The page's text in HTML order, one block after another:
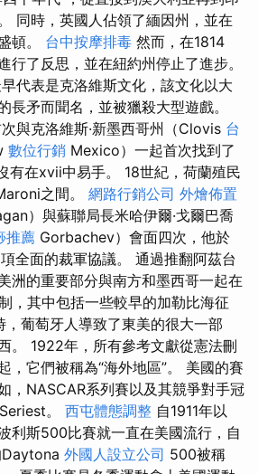
同時，英國人佔領了緬因州，並在
頓。 台中按摩排毒 然而，在1814
行了反思，並在紐約州停止了進步。
代表是克洛維斯文化，該文化以大
長矛而聞名，並被獵殺大型遊戲。
與克洛維斯·新墨西哥州（Clovis 台
數位行銷 Mexico）一起首次找到了
有在xvii中易手。 18世紀，荷蘭殖民
之間。 網路行銷公司 外燴佈置
）與蘇聯局長米哈伊爾·戈爾巴喬
推薦 Gorbachev）會面四次，他於
全面的裁軍協議。 通過推翻阿茲台
洲的重要部分與南方和墨西哥一起在
，其中包括一些較早的加勒比海征
，葡萄牙人導致了東美的很大一部
。 1922年，所有參考文獻從憲法刪
，它們被稱為“海外地區”。 美國的賽
，NASCAR系列賽以及其競爭對手冠
Seriest。 西屯體態調整 自1911年以
利斯500比賽就一直在美國流行，自
外國人設立公司 500被稱